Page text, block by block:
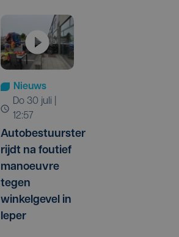
Nieuws
do 30 juli |
12:57
Autobestuurster
rijdt na foutief
manoeuvre
tegen
winkelgevel in
Ieper